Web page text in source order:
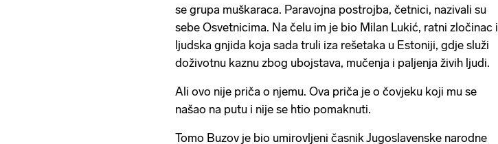
se grupa muškaraca. Paravojna postrojba, četnici, nazivali su
sebe Osvetnicima. Na čelu im je bio Milan Lukić, ratni zločinac i
ljudska gnjida koja sada truli iza rešetaka u Estoniji, gdje služi
doživotnu kaznu zbog ubojstava, mučenja i paljenja živih ljudi.
Ali ovo nije priča o njemu. Ova priča je o čovjeku koji mu se
našao na putu i nije se htio pomaknuti.
Tomo Buzov je bio umirovljeni časnik Jugoslavenske narodne